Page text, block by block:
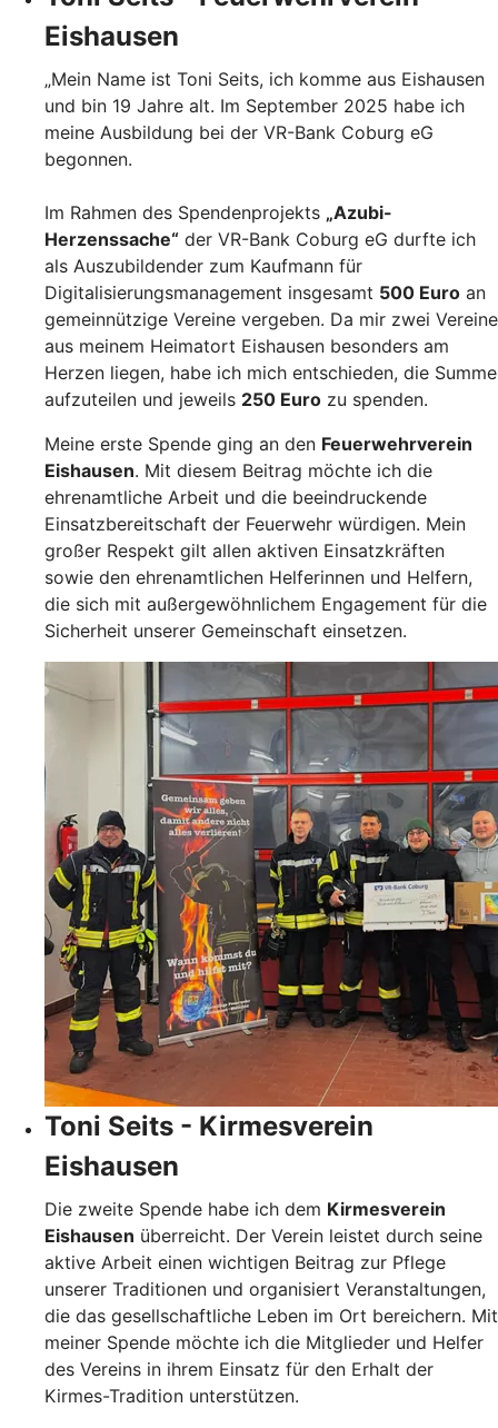
Eishausen
„Mein Name ist Toni Seits, ich komme aus Eishausen
und bin 19 Jahre alt. Im September 2025 habe ich
meine Ausbildung bei der VR-Bank Coburg eG
begonnen.
Im Rahmen des Spendenprojekts „Azubi-
Herzenssache“ der VR-Bank Coburg eG durfte ich
als Auszubildender zum Kaufmann für
Digitalisierungsmanagement insgesamt 500 Euro an
gemeinnützige Vereine vergeben. Da mir zwei Vereine
aus meinem Heimatort Eishausen besonders am
Herzen liegen, habe ich mich entschieden, die Summe
aufzuteilen und jeweils 250 Euro zu spenden.
Meine erste Spende ging an den Feuerwehrverein
Eishausen. Mit diesem Beitrag möchte ich die
ehrenamtliche Arbeit und die beeindruckende
Einsatzbereitschaft der Feuerwehr würdigen. Mein
großer Respekt gilt allen aktiven Einsatzkräften
sowie den ehrenamtlichen Helferinnen und Helfern,
die sich mit außergewöhnlichem Engagement für die
Sicherheit unserer Gemeinschaft einsetzen.
Toni Seits - Kirmesverein
Eishausen
Die zweite Spende habe ich dem Kirmesverein
Eishausen überreicht. Der Verein leistet durch seine
aktive Arbeit einen wichtigen Beitrag zur Pflege
unserer Traditionen und organisiert Veranstaltungen,
die das gesellschaftliche Leben im Ort bereichern. Mit
meiner Spende möchte ich die Mitglieder und Helfer
des Vereins in ihrem Einsatz für den Erhalt der
Kirmes-Tradition unterstützen.